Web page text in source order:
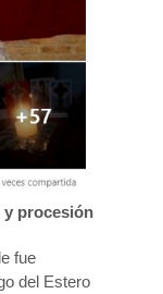
y procesión
fue
del Estero